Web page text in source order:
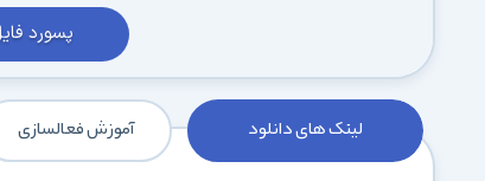
پسورد
لینک های دانلود آموزش فعالسازی